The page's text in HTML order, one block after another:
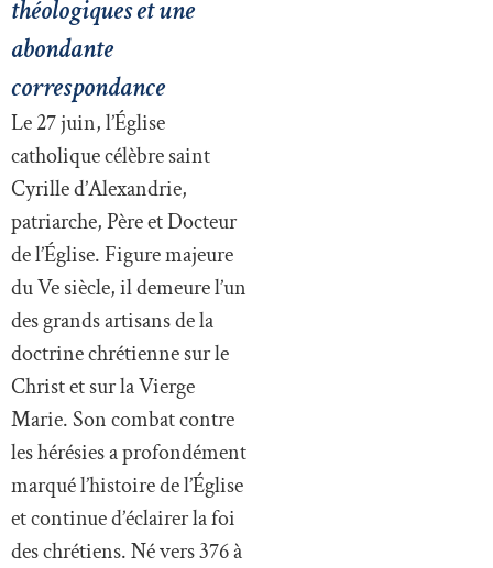
théologiques et une
abondante
correspondance
Le 27 juin, l’Église
catholique célèbre saint
Cyrille d’Alexandrie,
patriarche, Père et Docteur
de l’Église. Figure majeure
du Ve siècle, il demeure l’un
des grands artisans de la
doctrine chrétienne sur le
Christ et sur la Vierge
Marie. Son combat contre
les hérésies a profondément
marqué l’histoire de l’Église
et continue d’éclairer la foi
des chrétiens. Né vers 376 à